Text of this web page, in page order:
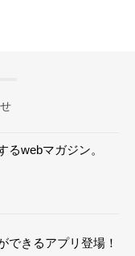
るwebマガジン。
できるアプリ登場！